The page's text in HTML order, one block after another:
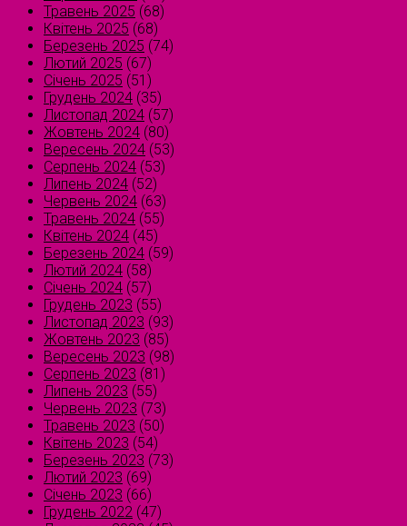
Травень 2025 (68)
Квітень 2025 (68)
Березень 2025 (74)
Лютий 2025 (67)
Січень 2025 (51)
Грудень 2024 (35)
Листопад 2024 (57)
Жовтень 2024 (80)
Вересень 2024 (53)
Серпень 2024 (53)
Липень 2024 (52)
Червень 2024 (63)
Травень 2024 (55)
Квітень 2024 (45)
Березень 2024 (59)
Лютий 2024 (58)
Січень 2024 (57)
Грудень 2023 (55)
Листопад 2023 (93)
Жовтень 2023 (85)
Вересень 2023 (98)
Серпень 2023 (81)
Липень 2023 (55)
Червень 2023 (73)
Травень 2023 (50)
Квітень 2023 (54)
Березень 2023 (73)
Лютий 2023 (69)
Січень 2023 (66)
Грудень 2022 (47)